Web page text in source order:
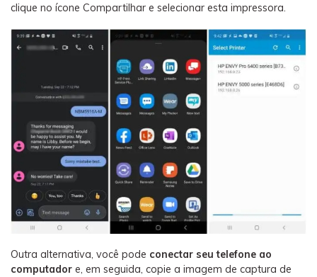
clique no ícone Compartilhar e selecionar esta impressora.
Outra alternativa, você pode conectar seu telefone ao
computador e, em seguida, copie a imagem de captura de